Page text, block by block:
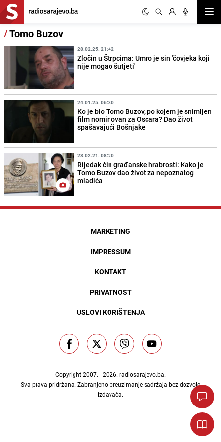
/Tomo Buzov
28.02.25. 21:42
Zločin u Štrpcima: Umro je sin 'čovjeka koji
nije mogao šutjeti'
24.01.25. 06:30
Ko je bio Tomo Buzov, po kojem je snimljen
film nominovan za Oscara? Dao život
spašavajući Bošnjake
28.02.21. 08:20
Rijedak čin građanske hrabrosti: Kako je
Tomo Buzov dao život za nepoznatog
mladića
MARKETING
IMPRESSUM
KONTAKT
PRIVATNOST
USLOVI KORIŠTENJA
Copyright 2007. - 2026. radiosarajevo.ba.
Sva prava pridržana. Zabranjeno preuzimanje sadržaja bez dozvole
izdavača.